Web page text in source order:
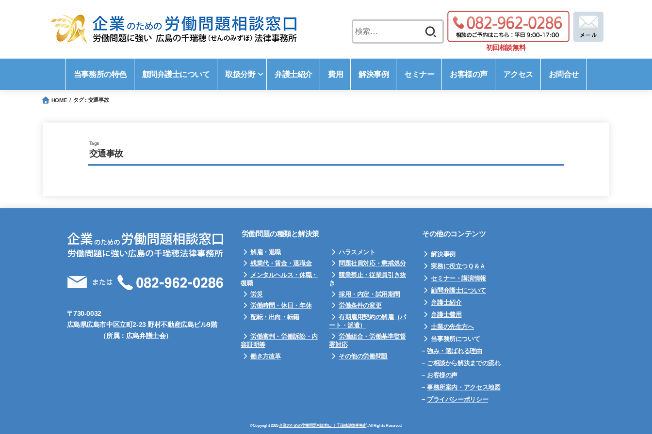
初回相談無料
当事務所の特色 顧問弁護士について 取扱分野 弁護士紹介 費用 解決事例 セミナー お客様の声 アクセス お問合せ
HOME タグ : 交通事故
交通事故
〒730-0032
広島県広島市中区立町2-23 野村不動産広島ビル9階
（所属：広島弁護士会）
労働問題の種類と解決策
解雇・退職
ハラスメント
残業代・賃金・退職金
問題社員対応・懲戒処分
メンタルヘルス・休職・
復職
競業禁止・従業員引き抜
き
労災
採用・内定・試用期間
労働時間・休日・年休
労働条件の変更
配転・出向・転籍
有期雇用契約の解雇（パ
ート・派遣）
労働審判・労働訴訟・内
容証明等
労働組合・労働基準監督
署対応
働き方改革
その他の労働問題
その他のコンテンツ
解決事例
実務に役立つＱ＆Ａ
セミナー・講演情報
顧問弁護士について
弁護士紹介
弁護士費用
士業の先生方へ
当事務所について
− 強み・選ばれる理由
− ご相談から解決までの流れ
− お客様の声
− 事務所案内・アクセス地図
− プライバシーポリシー
©Copyright 2026企業のための労働問題相談窓口 ｜千瑞穂法律事務所.All Rights Reserved.